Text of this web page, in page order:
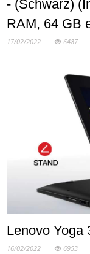
- (Schwarz)
RAM, 64 GB
17/02/2022 6487
Lenovo Yoga
16/02/2022 6953